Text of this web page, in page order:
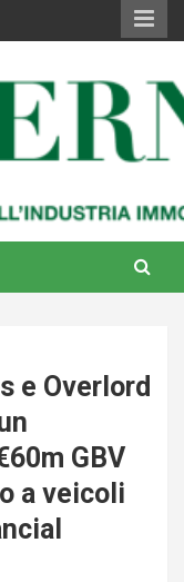
e Overlord
GBV
a veicoli